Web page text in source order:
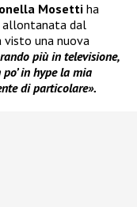
Mosetti ha
allontanata dal
una nuova
più in televisione,
in hype la mia
di particolare».